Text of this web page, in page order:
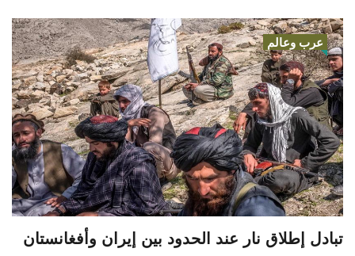
عرب وعالم
تبادل إطلاق نار عند الحدود بين إيران وأفغانستان